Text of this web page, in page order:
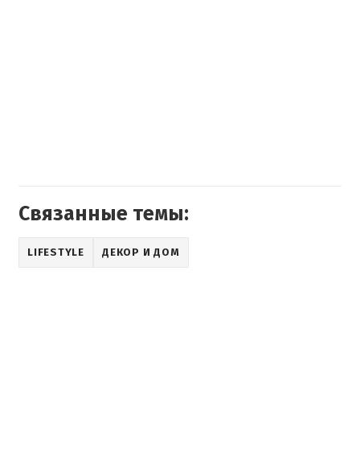
Связанные темы:
LIFESTYLE ДЕКОР И ДОМ